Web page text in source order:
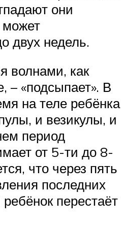
они
двух недель.
волнами, как
– «подсыпает». В
на теле ребёнка
и везикулы, и
период
от 5-ти до 8-
что через пять
последних
перестаёт